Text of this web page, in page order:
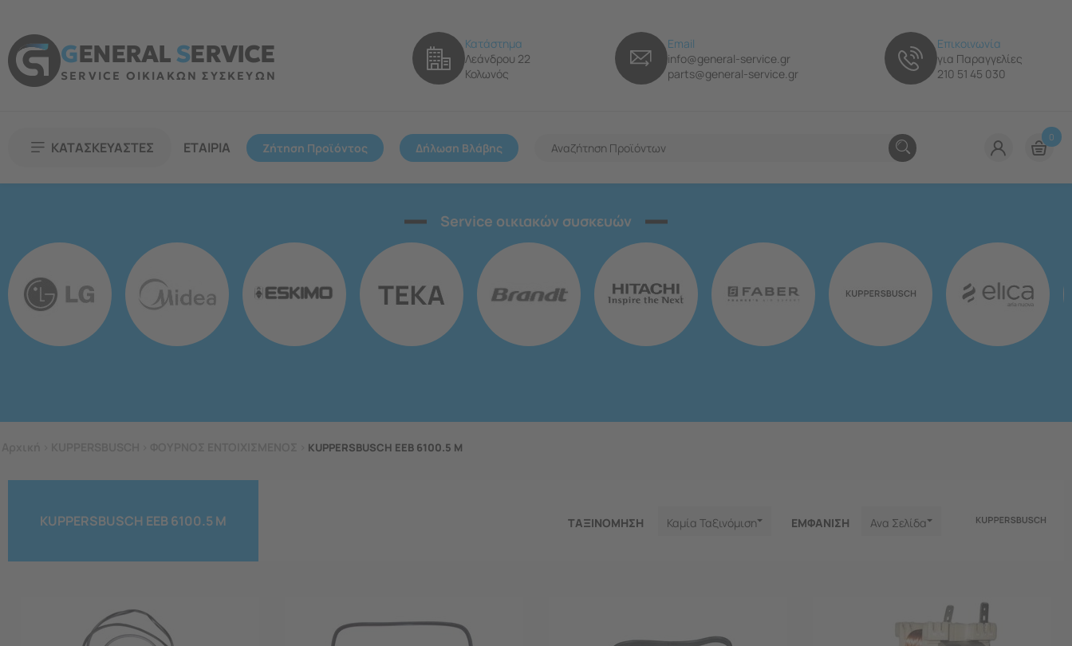
GENERALSERVICE
SERVICE ΟΙΚΙΑΚΩΝ ΣΥΣΚΕΥΩΝ
Κατάστημα
Λεάνδρου 22
Κολωνός
Email
info@general-service.gr
parts@general-service.gr
Επικοινωνία
για Παραγγελίες
210 51 45 030
ΚΑΤΑΣΚΕΥΑΣΤΕΣ ΕΤΑΙΡΙΑ Ζήτηση Προϊόντος Δήλωση Βλάβης
0
Service οικιακών συσκευών
KUPPERSBUSCH EEB 6100.5 M
KUPPERSBUSCH EEB 6100.5 M ΤΑΞΙΝΟΜΗΣΗ Καμία Ταξινόμιση ΕΜΦΑNΙΣΗ Ανα Σελίδα